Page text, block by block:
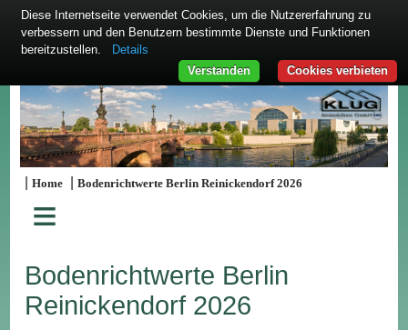
|Home |Bodenrichtwerte Berlin Reinickendorf 2026
≡
Bodenrichtwerte Berlin
Reinickendorf 2026
Diese Internetseite verwendet Cookies, um die Nutzererfahrung zu
verbessern und den Benutzern bestimmte Dienste und Funktionen
bereitzustellen.
Details
Cookies verbieten
Verstanden